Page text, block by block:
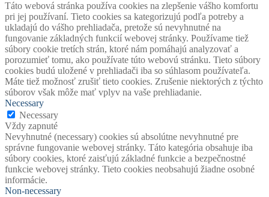
Táto webová stránka používa cookies na zlepšenie vášho komfortu
pri jej používaní. Tieto cookies sa kategorizujú podľa potreby a
ukladajú do vášho prehliadača, pretože sú nevyhnutné na
fungovanie základných funkcií webovej stránky. Používame tiež
súbory cookie tretích strán, ktoré nám pomáhajú analyzovať a
porozumieť tomu, ako používate túto webovú stránku. Tieto súbory
cookies budú uložené v prehliadači iba so súhlasom používateľa.
Máte tiež možnosť zrušiť tieto cookies. Zrušenie niektorých z týchto
súborov však môže mať vplyv na vaše prehliadanie.
Necessary
Necessary
Vždy zapnuté
Nevyhnutné (necessary) cookies sú absolútne nevyhnutné pre
správne fungovanie webovej stránky. Táto kategória obsahuje iba
súbory cookies, ktoré zaisťujú základné funkcie a bezpečnostné
funkcie webovej stránky. Tieto cookies neobsahujú žiadne osobné
informácie.
Non-necessary